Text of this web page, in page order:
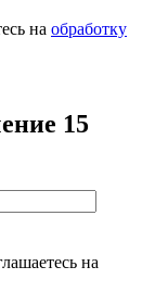
на обработку
15
на